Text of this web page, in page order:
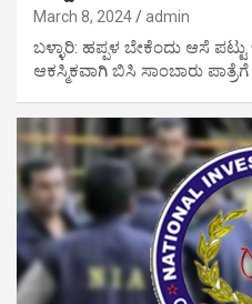
March 8, 2024 admin
ಬಳ್ಳಾರಿ: ಹಪ್ಪಳ ಬೇಕೆಂದು ಆಸೆ
ಆಕಸ್ಮಿಕವಾಗಿ ಬಿಸಿ ಸಾಂಬಾರು